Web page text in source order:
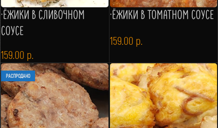
·ЁЖИКИ В СЛИВОЧНОМ
СОУСЕ
159.00 р.
·ЁЖИКИ В ТОМАТНОМ СОУСЕ
159.00 р.
РАСПРОДАНО